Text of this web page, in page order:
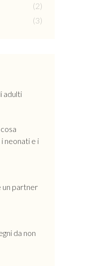
(2)
(3)
adulti
neonati e i
un partner
da non